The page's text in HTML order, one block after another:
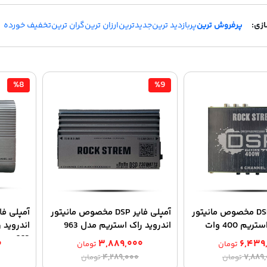
پرفروش ترینپربازدید ترینجدیدترینارزان ترینگران ترینتخفیف خورده
آمپلی فایر DSP مخصوص مانیتور
400 وات
تومان
قیمت
تومان
قیمت
%9
آمپلی فایر DSP مخصوص مانیتور
اندروید راک استریم مدل 963
۴,۲۸۹,۰۰۰تومان
قیمت
۳,۸۸۹,۰۰۰ تومان
قیمت
%8
663